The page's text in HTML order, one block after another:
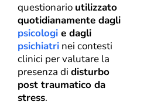
questionario utilizzato
quotidianamente dagli
psicologi e dagli
psichiatri nei contesti
clinici per valutare la
presenza di disturbo
post traumatico da
stress.